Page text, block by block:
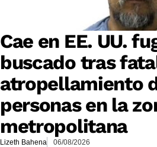
Cae en EE. UU.
buscado tras
atropellamiento
personas en la
metropolitana
Lizeth Bahena 06/08/2026